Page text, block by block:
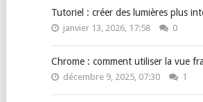
Tutoriel : créer des lumières plus
janvier 13, 2026, 17:58 0
Chrome : comment utiliser la vue
décembre 9, 2025, 07:30 1